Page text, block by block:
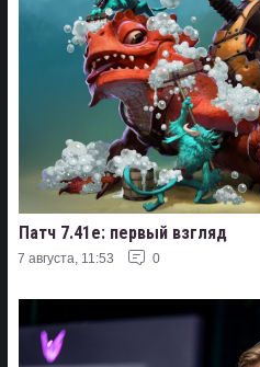
Патч 7.41e: первый взгляд
7 августа, 11:53 0